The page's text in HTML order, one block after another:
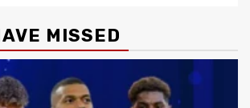
MISSED